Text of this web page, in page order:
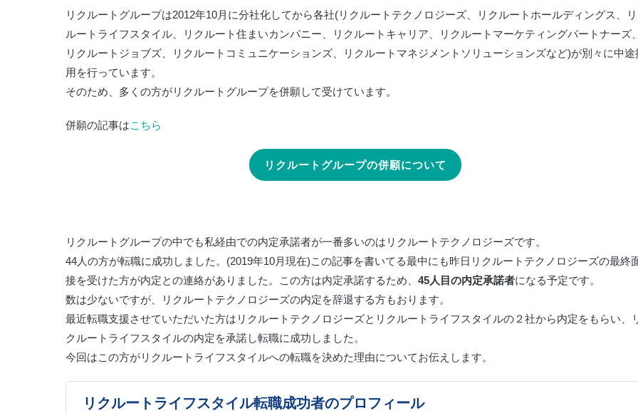
リクルートグループは2012年10月に分社化してから各社(リクルートテクノロジーズ、リクルートホールディングス、
ルートライフスタイル、リクルート住まいカンパニー、リクルートキャリア、リクルートマーケティングパートナーズ
リクルートジョブズ、リクルートコミュニケーションズ、リクルートマネジメントソリューションズなど)が別々に中途
用を行っています。
そのため、多くの方がリクルートグループを併願して受けています。
併願の記事はこちら
リクルートグループの併願について
リクルートグループの中でも私経由での内定承諾者が一番多いのはリクルートテクノロジーズです。
44人の方が転職に成功しました。(2019年10月現在)この記事を書いてる最中にも昨日リクルートテクノロジーズの最終
接を受けた方が内定との連絡がありました。この方は内定承諾するため、 45人目の内定承諾者になる予定です。
数は少ないですが、リクルートテクノロジーズの内定を辞退する方もおります。
最近転職支援させていただいた方はリクルートテクノロジーズとリクルートライフスタイルの２社から内定をもらい、
クルートライフスタイルの内定を承諾し転職に成功しました。
今回はこの方がリクルートライフスタイルへの転職を決めた理由についてお伝えします。
リクルートライフスタイル転職成功者のプロフィール